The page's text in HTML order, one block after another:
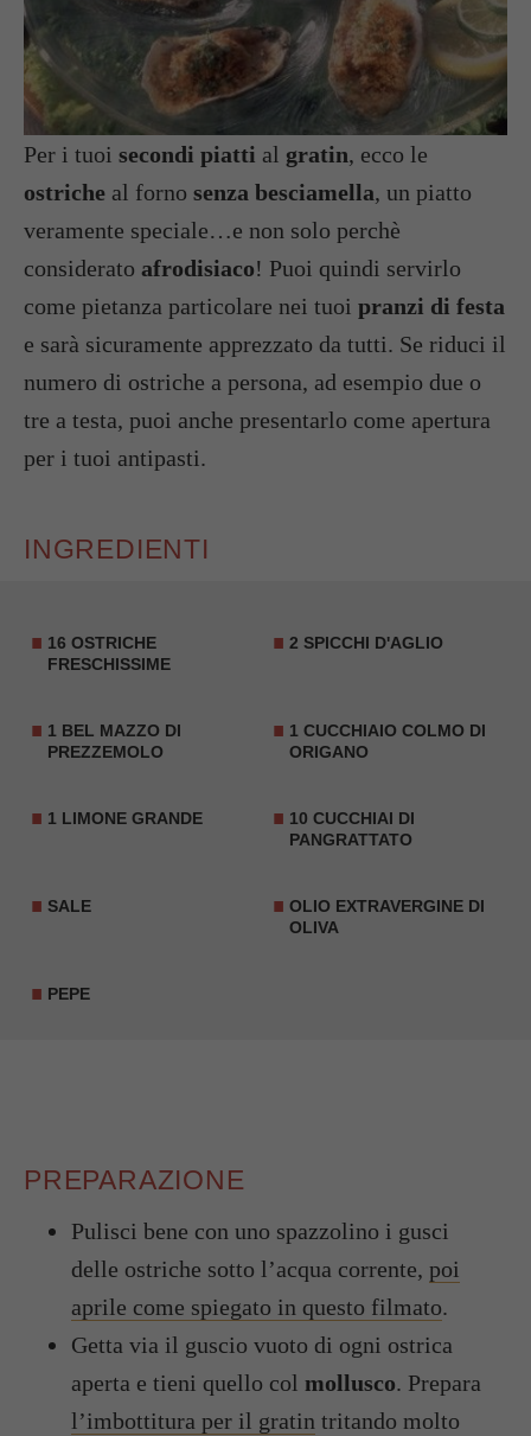
Per i tuoi secondi piatti al gratin, ecco le
ostriche al forno senza besciamella, un piatto
veramente speciale…e non solo perchè
considerato afrodisiaco! Puoi quindi servirlo
come pietanza particolare nei tuoi pranzi di festa
e sarà sicuramente apprezzato da tutti. Se riduci il
numero di ostriche a persona, ad esempio due o
tre a testa, puoi anche presentarlo come apertura
per i tuoi antipasti.
INGREDIENTI
16 OSTRICHE
FRESCHISSIME
2 SPICCHI D'AGLIO
1 BEL MAZZO DI
PREZZEMOLO
1 CUCCHIAIO COLMO DI
ORIGANO
1 LIMONE GRANDE
10 CUCCHIAI DI
PANGRATTATO
SALE
OLIO EXTRAVERGINE DI
OLIVA
PEPE
PREPARAZIONE
Pulisci bene con uno spazzolino i gusci
delle ostriche sotto l’acqua corrente, poi
aprile come spiegato in questo filmato.
Getta via il guscio vuoto di ogni ostrica
aperta e tieni quello col mollusco. Prepara
l’imbottitura per il gratin tritando molto